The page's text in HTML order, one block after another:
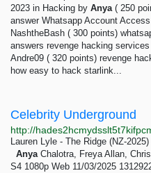
2023 in Hacking by Anya( 250
answer Whatsapp Account
NashtheBash ( 300 points)
answers revenge hacking
Andre09 ( 320 points) revenge
how easy to hack starlink...
Celebrity Underground
Lauren Lyle - The Ridge (NZ-
AnyaChalotra, Freya Allan,
S4 1080p Web 11/03/2025